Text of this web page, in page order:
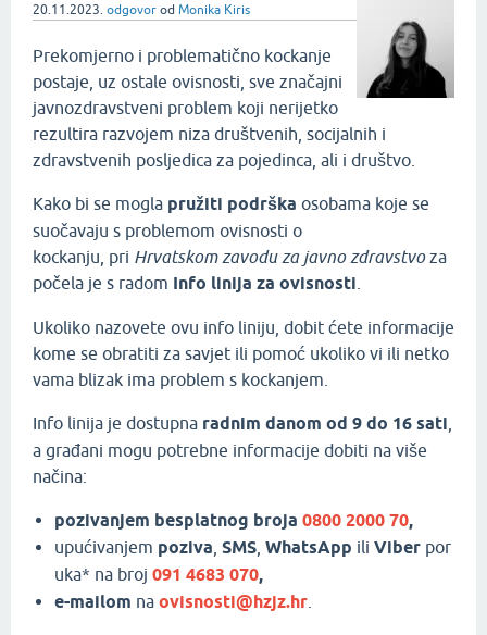
20.11.2023. odgovor od Monika Kiris
Prekomjerno i problematično kockanje
postaje, uz ostale ovisnosti, sve značajni
javnozdravstveni problem koji nerijetko
rezultira razvojem niza društvenih, socijalnih i
zdravstvenih posljedica za pojedinca, ali i društvo.
Kako bi se mogla pružiti podrška osobama koje se
suočavaju s problemom ovisnosti o
kockanju, pri Hrvatskom zavodu za javno zdravstvoza
počela je s radom Info linija za ovisnosti
Ukoliko nazovete ovu info liniju, dobit ćete informacije
kome se obratiti za savjet ili pomoć ukoliko vi ili netko
vama blizak ima problem s kockanjem.
Info linija je dostupna radnim danom od 9 do 16 sati
a građani mogu potrebne informacije dobiti na više
načina:
pozivanjem besplatnog broja 0800 2000 70,
upućivanjem poziva SMS WhatsApp ili Viber por
uka* na broj 091 4683 070,
e-mailom na ovisnosti@hzjz.hr